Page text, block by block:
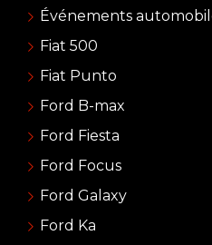
Événements
Fiat 500
Fiat Punto
Ford B-max
Ford Fiesta
Ford Focus
Ford Galaxy
Ford Ka